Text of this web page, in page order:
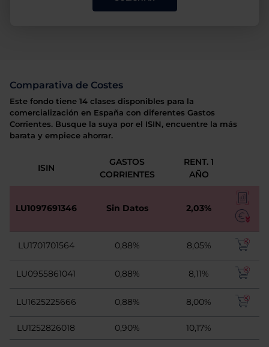
Comparativa de Costes
Este fondo tiene 14 clases disponibles para la
comercialización en España con diferentes Gastos
Corrientes. Busque la suya por el ISIN, encuentre la más
barata y empiece ahorrar.
ISIN
GASTOS
CORRIENTES
RENT. 1
AÑO
LU1097691346 Sin Datos 2,03%
LU1701701564 0,88% 8,05%
LU0955861041 0,88% 8,11%
LU1625225666 0,88% 8,00%
LU1252826018 0,90% 10,17%